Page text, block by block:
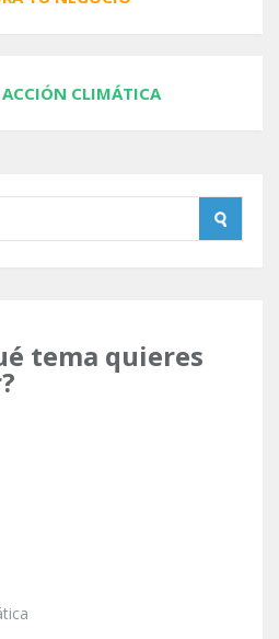
CLIMÁTICA
tema quieres